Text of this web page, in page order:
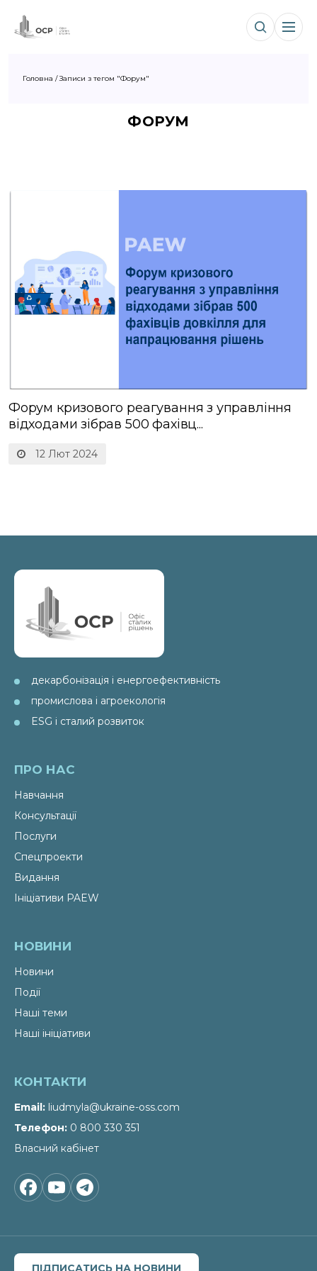
Головна /Записи з тегом "Форум"
ФОРУМ
12 Лют 2024
Форум кризового реагування з управління
відходами зібрав 500 фахівц...
декарбонізація і енергоефективність
промислова і агроекологія
ESG і сталий розвиток
ПРО НАС
Навчання
Консультації
Послуги
Спецпроекти
Видання
Ініціативи PAEW
НОВИНИ
Новини
Події
Наші теми
Наші ініціативи
КОНТАКТИ
Email
liudmyla@ukraine-oss.com
Телефон 0 800 330 351
Власний кабінет
ПІДПИСАТИСЬ НА НОВИНИ